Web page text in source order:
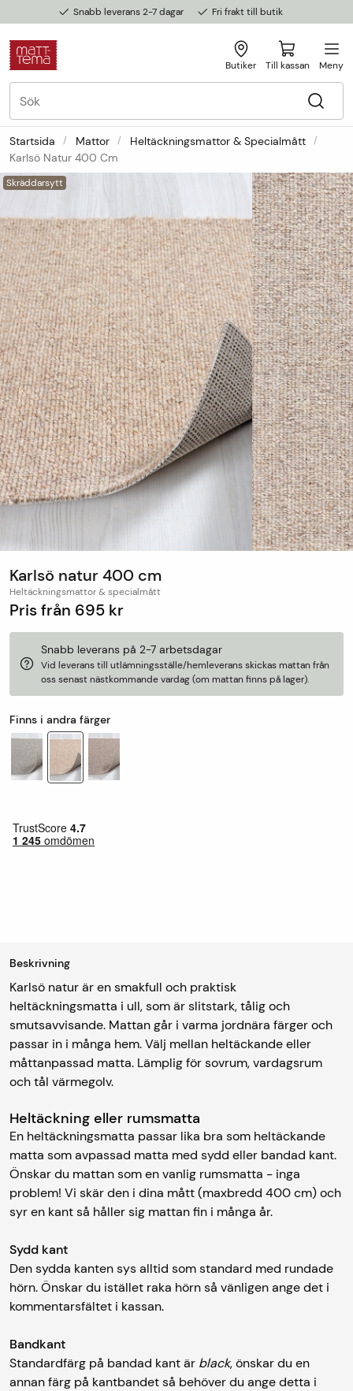
Snabb leverans 2-7 dagar Fri frakt till butik
Butiker Till kassan Meny
Startsida Mattor
Heltäckningsmattor & Specialmått
Karlsö Natur 400 Cm
Skräddarsytt
Karlsö natur 400 cm
Heltäckningsmattor & specialmått
Pris från 695 kr
Snabb leverans på 2-7 arbetsdagar
Vid leverans till utlämningsställe/hemleverans skickas mattan från
oss senast nästkommande vardag (om mattan finns på lager).
Finns i andra färger
Beskrivning
Karlsö natur är en smakfull och praktisk
heltäckningsmatta i ull, som är slitstark, tålig och
smutsavvisande. Mattan går i varma jordnära färger och
passar in i många hem. Välj mellan heltäckande eller
måttanpassad matta. Lämplig för sovrum, vardagsrum
och tål värmegolv.
Heltäckning eller rumsmatta
En heltäckningsmatta passar lika bra som heltäckande
matta som avpassad matta med sydd eller bandad kant.
Önskar du mattan som en vanlig rumsmatta - inga
problem! Vi skär den i dina mått (maxbredd 400 cm) och
syr en kant så håller sig mattan fin i många år.
Sydd kant
Den sydda kanten sys alltid som standard med rundade
hörn. Önskar du istället raka hörn så vänligen ange det i
kommentarsfältet i kassan.
Bandkant
Standardfärg på bandad kant är black, önskar du en
annan färg på kantbandet så behöver du ange detta i